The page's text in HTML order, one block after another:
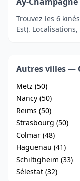
Trouvez les 6
Est).
Autres villes —
Metz (50)
Nancy (50)
Reims (50)
Strasbourg (50)
Colmar (48)
Haguenau (41)
Schiltigheim (33)
Sélestat (32)